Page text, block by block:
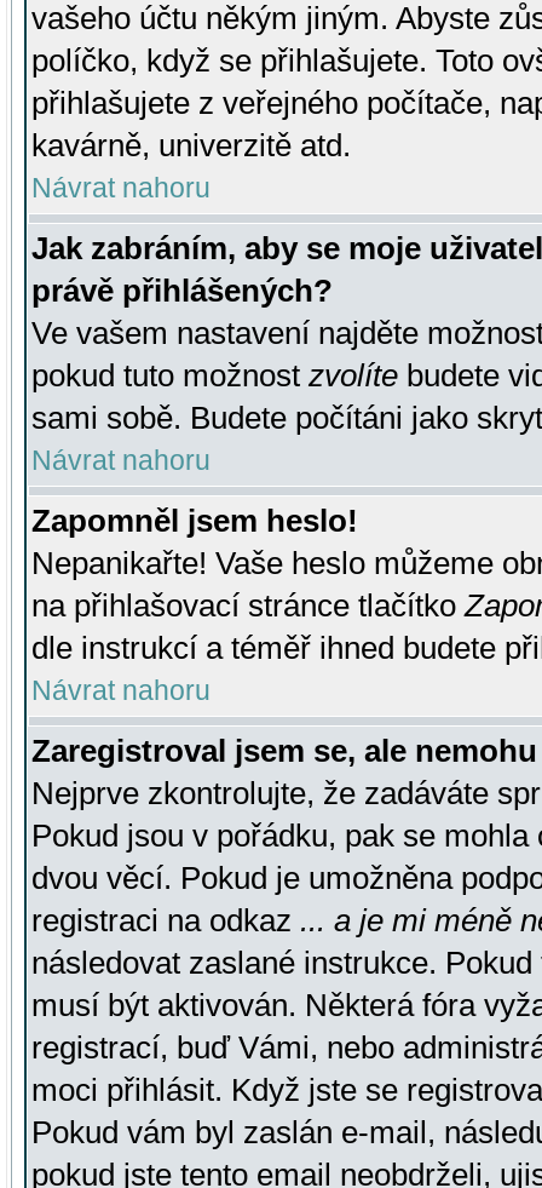
vašeho účtu někým jiným. Abyste
políčko, když se přihlašujete. Toto
přihlašujete z veřejného počítače,
kavárně, univerzitě atd.
Návrat nahoru
Jak zabráním, aby se moje
právě přihlášených?
Ve vašem nastavení najděte
pokud tuto možnost zvolíte budete
sami sobě. Budete počítáni jako
Návrat nahoru
Zapomněl jsem heslo!
Nepanikařte! Vaše heslo můžeme
na přihlašovací stránce tlačítko
dle instrukcí a téměř ihned budete
Návrat nahoru
Zaregistroval jsem se, ale
Nejprve zkontrolujte, že zadáváte
Pokud jsou v pořádku, pak se
dvou věcí. Pokud je umožněna
registraci na odkaz ... a je mi méně
následovat zaslané instrukce.
musí být aktivován. Některá fóra
registrací, buď Vámi, nebo
moci přihlásit. Když jste se
Pokud vám byl zaslán e-mail,
pokud jste tento email neobdrželi,